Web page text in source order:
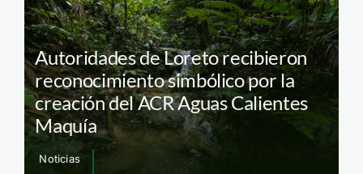
Autoridades de Loreto recibieron
reconocimiento simbólico por la
creación del ACR Aguas Calientes
Maquía
Noticias